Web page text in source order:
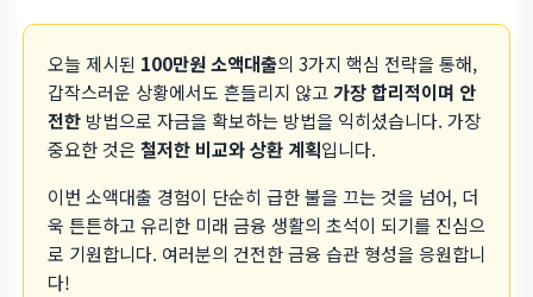
오늘 제시된 100만원 소액대출의 3가지 핵심 전략을 통해,
갑작스러운 상황에서도 흔들리지 않고가장 합리적이며 안
전한 방법으로 자금을 확보하는 방법을 익히셨습니다. 가장
중요한 것은철저한 비교와 상환 계획입니다.
이번 소액대출 경험이 단순히 급한 불을 끄는 것을 넘어, 더
욱 튼튼하고 유리한 미래 금융 생활의 초석이 되기를 진심으
로 기원합니다. 여러분의 건전한 금융 습관 형성을 응원합니
다!